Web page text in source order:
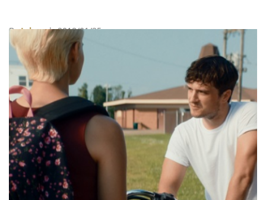
了，就讓我們看下去。
ByJuksy| 2018/01/25